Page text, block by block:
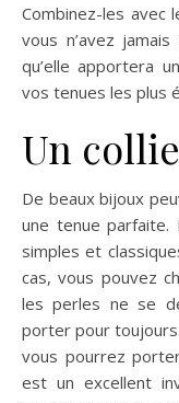
Combinez-les avec
vous n’avez
qu’elle apportera
vos tenues les plus
Un
De beaux bijoux
une tenue parfaite.
simples et
cas, vous pouvez
les perles ne se
porter pour
vous pourrez
est un excellent